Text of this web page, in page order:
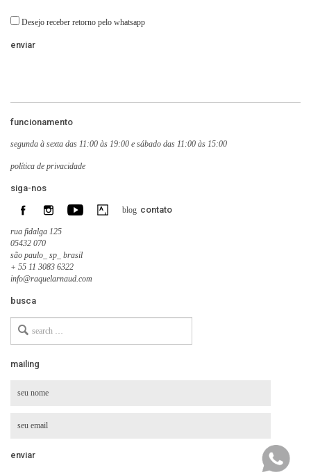
Desejo receber retorno pelo whatsapp
funcionamento
segunda à sexta das 11:00 às 19:00 e sábado das 11:00 às 15:00
política de privacidade
siga-nos
blog contato
rua fidalga 125
05432 070
são paulo_ sp_ brasil
+ 55 11 3083 6322
info@raquelarnaud.com
busca
for
mailing